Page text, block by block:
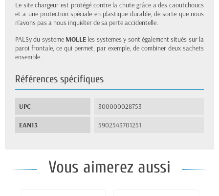
Le site chargeur est protégé contre la chute grâce a des caoutchoucs
et a une protection spéciale en plastique durable, de sorte que nous
n'avons pas a nous inquiéter de sa perte accidentelle.
PALSy du systeme MOLLE les systemes y sont également situés sur la
paroi frontale, ce qui permet, par exemple, de combiner deux sachets
ensemble.
Références spécifiques
UPC 300000028753
EAN13 5902543701251
Vous aimerez aussi